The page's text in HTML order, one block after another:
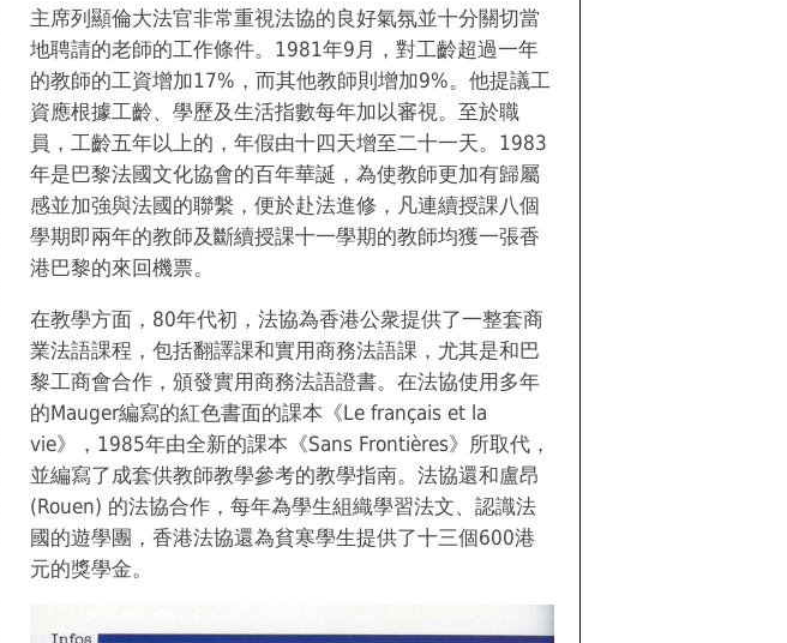
主席列顯倫大法官非常重視法協的良好氣氛並十分關切當
地聘請的老師的工作條件。1981年9月，對工齡超過一年
的教師的工資增加17%，而其他教師則增加9%。他提議工
資應根據工齡、學歷及生活指數每年加以審視。至於職
員，工齡五年以上的，年假由十四天增至二十一天。1983
年是巴黎法國文化協會的百年華誕，為使教師更加有歸屬
感並加強與法國的聯繫，便於赴法進修，凡連續授課八個
學期即兩年的教師及斷續授課十一學期的教師均獲一張香
港巴黎的來回機票。
在教學方面，80年代初，法協為香港公衆提供了一整套商
業法語課程，包括翻譯課和實用商務法語課，尤其是和巴
黎工商會合作，頒發實用商務法語證書。在法協使用多年
的Mauger編寫的紅色書面的課本《Le français et la
vie》，1985年由全新的課本《Sans Frontières》所取代，
並編寫了成套供教師教學參考的教學指南。法協還和盧昂
(Rouen) 的法協合作，每年為學生組織學習法文、認識法
國的遊學團，香港法協還為貧寒學生提供了十三個600港
元的獎學金。